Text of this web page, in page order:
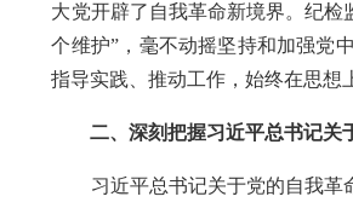
大党开辟了自我革命新境界。纪检
个维护”，毫不动摇坚持和加强党
指导实践、推动工作，始终在思想
二、深刻把握习近平总书记关
习近平总书记关于党的自我革命